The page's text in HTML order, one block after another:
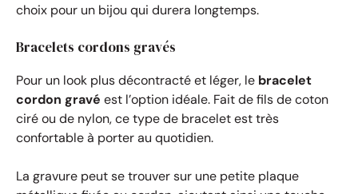
choix pour un bijou qui durera longtemps.
Bracelets cordons gravés
Pour un look plus décontracté et léger, le bracelet
cordon gravé est l’option idéale. Fait de fils de coton
ciré ou de nylon, ce type de bracelet est très
confortable à porter au quotidien.
La gravure peut se trouver sur une petite plaque